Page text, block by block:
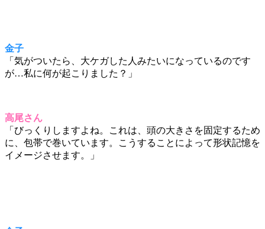
金子
「気がついたら、大ケガした人みたいになっているのです
が…私に何が起こりました？」
高尾さん
「びっくりしますよね。これは、頭の大きさを固定するため
に、包帯で巻いています。こうすることによって形状記憶を
イメージさせます。」